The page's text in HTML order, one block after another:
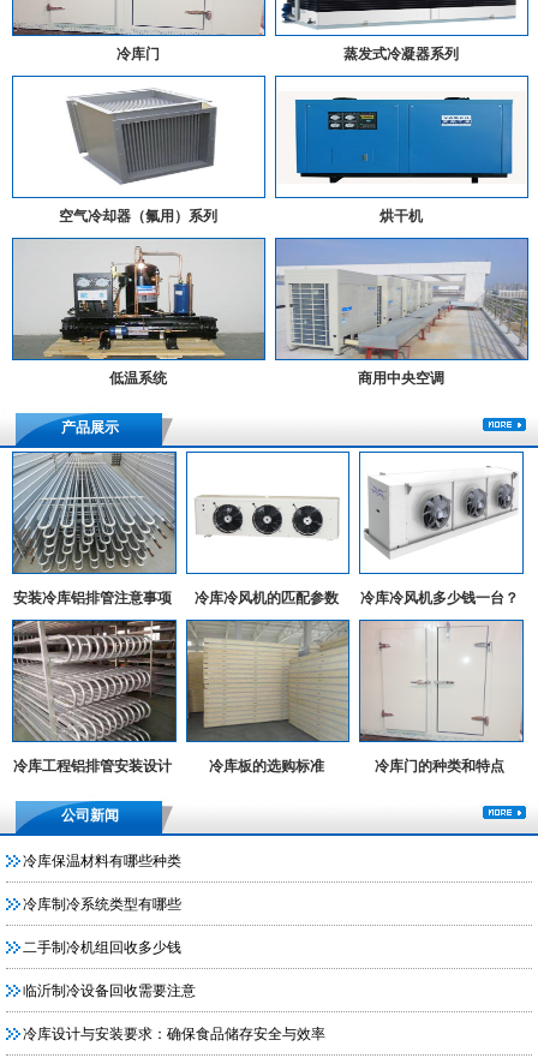
冷库门 蒸发式冷凝器系列
空气冷却器（氟用）系列 烘干机
低温系统 商用中央空调
产品展示
安装冷库铝排管注意事项 冷库冷风机的匹配参数 冷库冷风机多少钱一台？
冷库工程铝排管安装设计
冷库板的选购标准 冷库门的种类和特点
公司新闻
冷库保温材料有哪些种类
冷库制冷系统类型有哪些
二手制冷机组回收多少钱
临沂制冷设备回收需要注意
冷库设计与安装要求：确保食品储存安全与效率